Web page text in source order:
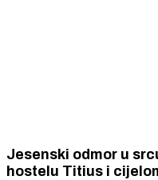
Jesenski odmor u
hostelu Titius i